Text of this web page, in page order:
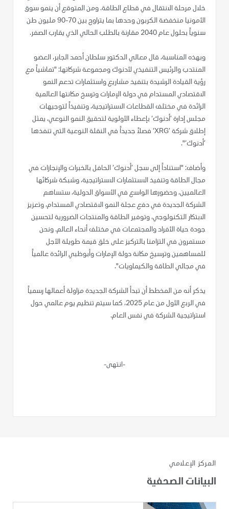
خلال مرحلة الانتقال في قطاع الطاقة. ومن المتوقع أن ينمو سوق
الأمونيا منخفضة الكربون وحدها بما يتراوح بين 70-90 مليون طن
سنوياً بحلول عام 2040 مقارنة بالطلب الحالي الذي يقارب الصفر.
وبهذه المناسبة، قال معالي الدكتور سلطان أحمد الجابر، العضو
المنتدب والرئيس التنفيذي لأدنوك ومجموعة شركاتها: "تماشياً مع
رؤية القيادة الرشيدة بتنفيذ مشاريع واستثمارات تدعم النمو
الاقتصادي المستدام في دولة الإمارات وترسخ مكانتها العالمية
الرائدة في مختلف القطاعات الاستراتيجية، وتنفيذاً لتوجيهات
مجلس إدارة ’أدنوك‘ بإعطاء الأولوية لتحقيق النمو النوعي، يمثل
إطلاق شركة ’XRG‘ فصلاً جديداً في النقلة النوعية التي تنفذها
’أدنوك‘".
وأضاف: "استناداً إلى سجل ’أدنوك‘ الحافل بالخبرات والإنجازات في
مجال الطاقة وتنفيذ الاستثمارات الاستراتيجية، وشبكة شركائها
العالميين، وحضورها الواسع في الأسواق الدولية، ستساهم
الشركة الجديدة في دفع عجلة النمو الاقتصادي المستدام، وتعزيز
الابتكار التكنولوجي، وتوفير الطاقة والمنتجات الضرورية لتحسين
جودة حياة الأفراد والمجتمعات في مختلف أنحاء العالم. ونحن
مستمرون في التزامنا بالتركيز على خلق قيمة طويلة الأجل
للمساهمين وترسيخ مكانة دولة الإمارات وأبوظبي الرائدة عالمياً
في مجالي الطاقة والكيماويات".
يذكر أنه من المخطط أن تبدأ الشركة الجديدة مزاولة أعمالها رسمياً
في الربع الأول من عام 2025، كما سيتم تنظيم يوم عالمي حول
استراتيجية الشركة في نفس العام.
-انتهى-
المركز الإعلامي
البيانات الصحفية